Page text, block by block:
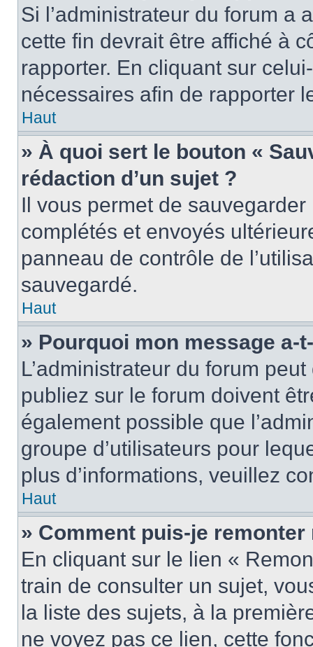
Si l’administrateur du forum a
cette fin devrait être affiché à
rapporter. En cliquant sur
nécessaires afin de rapporter
Haut
» À quoi sert le bouton «
rédaction d’un sujet ?
Il vous permet de
complétés et envoyés
panneau de contrôle de
sauvegardé.
Haut
» Pourquoi mon message a-
L’administrateur du forum
publiez sur le forum doivent
également possible que
groupe d’utilisateurs pour
plus d’informations, veuillez
Haut
» Comment puis-je
En cliquant sur le lien «
train de consulter un sujet,
la liste des sujets, à la
ne voyez pas ce lien, cette